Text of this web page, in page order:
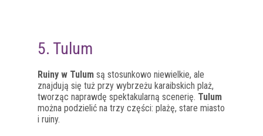
5. Tulum
Ruiny w Tulum są stosunkowo niewielkie, ale
znajdują się tuż przy wybrzeżu karaibskich plaż,
tworząc naprawdę spektakularną scenerię. Tulum
można podzielić na trzy części: plażę, stare miasto
i ruiny.